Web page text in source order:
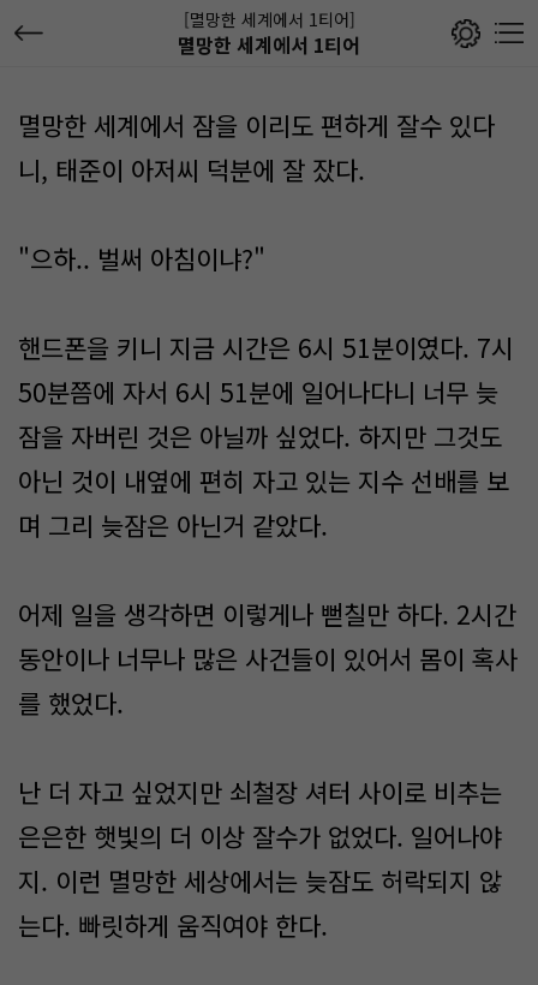
[멸망한 세계에서 1티어]
멸망한 세계에서 1티어
멸망한 세계에서 잠을 이리도 편하게 잘수 있다
니, 태준이 아저씨 덕분에 잘 잤다.
"으하.. 벌써 아침이냐?"
핸드폰을 키니 지금 시간은 6시 51분이였다. 7시
50분쯤에 자서 6시 51분에 일어나다니 너무 늦
잠을 자버린 것은 아닐까 싶었다. 하지만 그것도
아닌 것이 내옆에 편히 자고 있는 지수 선배를 보
며 그리 늦잠은 아닌거 같았다.
어제 일을 생각하면 이렇게나 뻗칠만 하다. 2시간
동안이나 너무나 많은 사건들이 있어서 몸이 혹사
를 했었다.
난 더 자고 싶었지만 쇠철장 셔터 사이로 비추는
은은한 햇빛의 더 이상 잘수가 없었다. 일어나야
지. 이런 멸망한 세상에서는 늦잠도 허락되지 않
는다. 빠릿하게 움직여야 한다.